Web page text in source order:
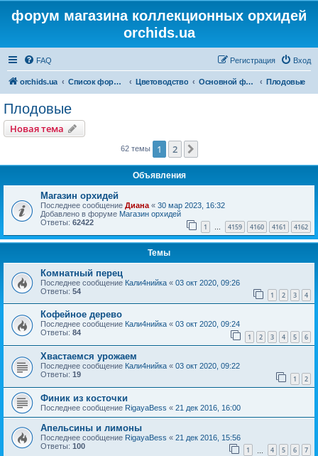
форум магазина коллекционных орхидей
orchids.ua
FAQ Вход
Регистрация
orchids.ua Список форумов Цветоводство Основной форум Плодовые
Плодовые
Новая тема
62 темы 1 2
Объявления
Магазин орхидей
Последнее сообщение Диана « 30 мар 2023, 16:32
Добавлено в форуме Магазин орхидей
Ответы: 62422 1 … 4159 4160 4161 4162
Темы
Комнатный перец
Последнее сообщение Кали4нийка « 03 окт 2020, 09:26
Ответы: 54 1 2 3 4
Кофейное дерево
Последнее сообщение Кали4нийка « 03 окт 2020, 09:24
Ответы: 84 1 2 3 4 5 6
Хвастаемся урожаем
Последнее сообщение Кали4нийка « 03 окт 2020, 09:22
Ответы: 19 1 2
Финик из косточки
Последнее сообщение RigayaBess « 21 дек 2016, 16:00
Апельсины и лимоны
Последнее сообщение RigayaBess « 21 дек 2016, 15:56
Ответы: 100 1 4 5 6 7